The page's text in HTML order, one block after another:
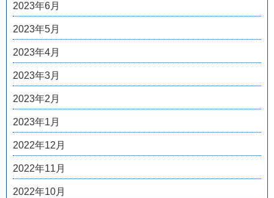
2023年6月
2023年5月
2023年4月
2023年3月
2023年2月
2023年1月
2022年12月
2022年11月
2022年10月